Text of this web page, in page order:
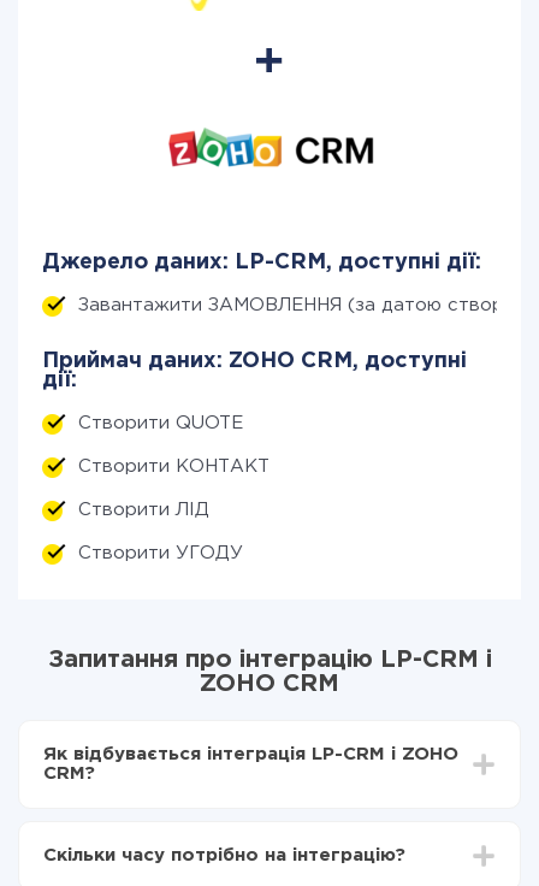
Джерело даних: LP-CRM, доступні дії:
Завантажити ЗАМОВЛЕННЯ (за датою
Приймач даних: ZOHO CRM, доступні
дії:
Створити QUOTE
Створити КОНТАКТ
Створити ЛІД
Створити УГОДУ
Запитання про інтеграцію LP-CRM і
ZOHO CRM
Як відбувається інтеграція LP-CRM і ZOHO
CRM?
Вибираєте які дані передавати з LP-CRM в ZOHO
Скільки часу потрібно на інтеграцію?